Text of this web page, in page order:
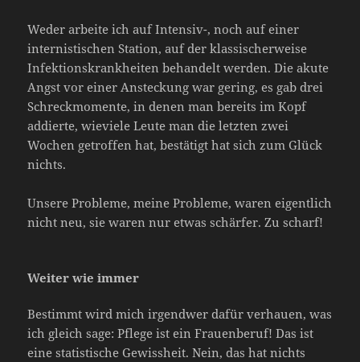
Weder arbeite ich auf Intensiv-, noch auf einer
internistischen Station, auf der klassischerweise
Infektionskrankheiten behandelt werden. Die akute
Angst vor einer Ansteckung war gering, es gab drei
Schreckmomente, in denen man bereits im Kopf
addierte, wieviele Leute man die letzten zwei
Wochen getroffen hat, bestätigt hat sich zum Glück
nichts.
Unsere Probleme, meine Probleme, waren eigentlich
nicht neu, sie waren nur etwas schärfer. Zu scharf!
Weiter wie immer
Bestimmt wird mich irgendwer dafür verhauen, was
ich gleich sage: Pflege ist ein Frauenberuf! Das ist
eine statistische Gewissheit. Nein, das hat nichts